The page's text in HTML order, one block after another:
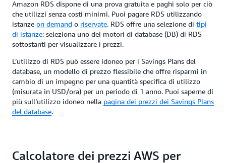
Amazon RDS dispone di una prova gratuita e paghi solo per ciò
che utilizzi senza costi minimi. Puoi pagare RDS utilizzando
istanze on demand o riservate. RDS offre una selezione di tipi
di istanze: seleziona uno dei motori di database (DB) di RDS
sottostanti per visualizzare i prezzi.
L’utilizzo di RDS può essere idoneo per i Savings Plans del
database, un modello di prezzo flessibile che offre risparmi in
cambio di un impegno per una quantità specifica di utilizzo
(misurata in USD/ora) per un periodo di 1 anno. Puoi saperne di
più sull’utilizzo idoneo nella pagina dei prezzi dei Savings Plans
del database.
Calcolatore dei prezzi AWS per